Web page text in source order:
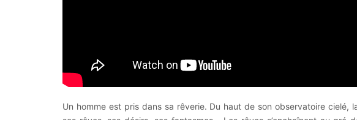
Un homme est pris dans sa rêverie. Du haut de son observatoire